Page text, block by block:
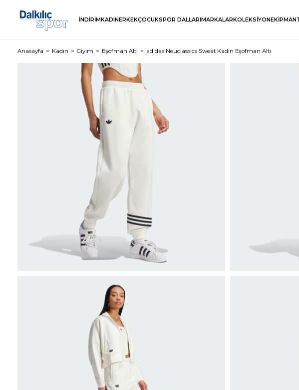
İNDİRİMKADINERKEKÇOCUKSPOR DALLARIMARKALARKOLEKSİYONEKİPMAN
Anasayfa Kadın Giyim Eşofman Altı adidas Neuclassics Sweat Kadın Eşofman Altı